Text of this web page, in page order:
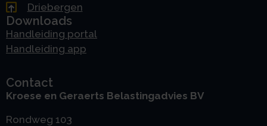
Driebergen
Downloads
Handleiding portal
Handleiding app
Contact
Kroese en Geraerts Belastingadvies BV
Rondweg 103